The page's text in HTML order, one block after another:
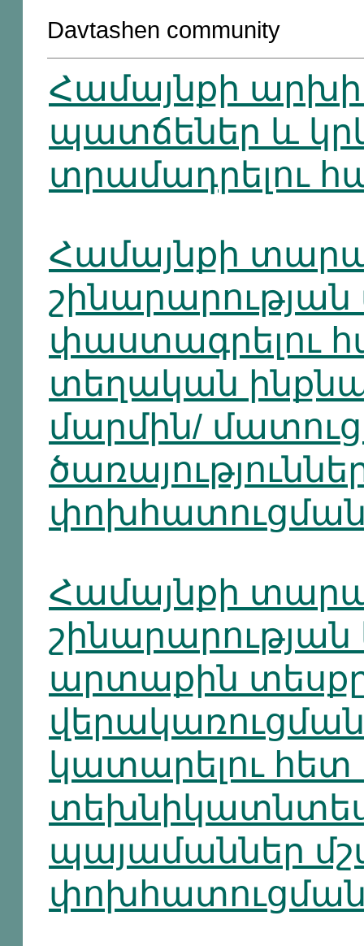
Davtashen community
Համայնքի
պատճեներ և
տրամադրելու
Համայնքի
փաստագրելու
տեղական
մարմին/
Համայնքի
շինարարության
արտաքին
կատարելու
պայամաններ